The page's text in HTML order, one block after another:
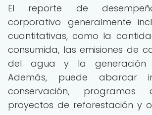
El reporte de
corporativo generalmente
cuantitativas, como la
consumida, las emisiones de
del agua y la generación
Además, puede abarcar
conservación, programas
proyectos de reforestación y